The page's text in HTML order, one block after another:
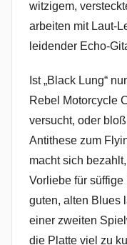
witzigem,
arbeiten mit Laut-
leidender Echo-
Ist „Black Lung“
Rebel Motorcycle
versucht, oder
Antithese zum
macht sich
Vorliebe für
guten, alten Blues
einer zweiten
die Platte viel zu